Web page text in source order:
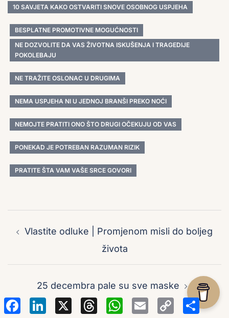
10 SAVJETA KAKO OSTVARITI SNOVE OSOBNOG USPJEHA
BESPLATNE PROMOTIVNE MOGUĆNOSTI
NE DOZVOLITE DA VAS ŽIVOTNA ISKUŠENJA I TRAGEDIJE
POKOLEBAJU
NE TRAŽITE OSLONAC U DRUGIMA
NEMA USPJEHA NI U JEDNOJ BRANŠI PREKO NOĆI
NEMOJTE PRATITI ONO ŠTO DRUGI OČEKUJU OD VAS
PONEKAD JE POTREBAN RAZUMAN RIZIK
PRATITE ŠTA VAM VAŠE SRCE GOVORI
navigation
Vlastite odluke | Promjenom misli do boljeg
života
25 decembra pale su sve maske
Facebook
LinkedIn
X ThreadsWhatsApp
EmailCopy
Link